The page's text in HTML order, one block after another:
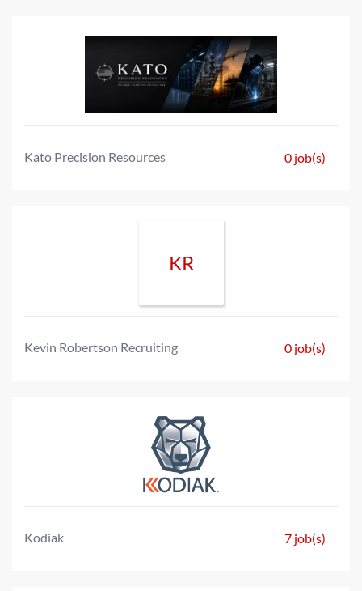
Kato Precision Resources 0 job(s)
KR
Kevin Robertson Recruiting 0 job(s)
Kodiak 7 job(s)